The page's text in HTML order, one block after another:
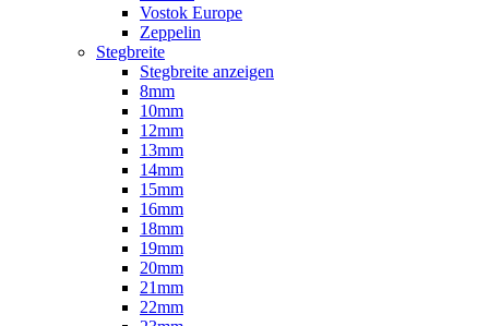
Vostok Europe
Zeppelin
Stegbreite
Stegbreite anzeigen
8mm
10mm
12mm
13mm
14mm
15mm
16mm
18mm
19mm
20mm
21mm
22mm